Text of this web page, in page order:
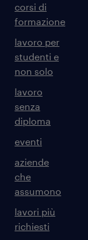
corsi di
formazione
lavoro per
studenti e
non solo
lavoro
senza
diploma
eventi
aziende
che
assumono
lavori più
richiesti